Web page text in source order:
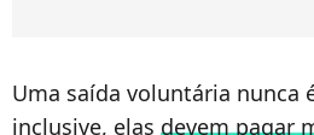
Uma saída voluntária nunca
inclusive, elas devem pagar